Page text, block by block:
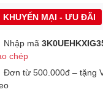
KHUYẾN MẠI - ƯU ĐÃI
Nhập mã
chép
Đơn từ 500.000đ – tặng